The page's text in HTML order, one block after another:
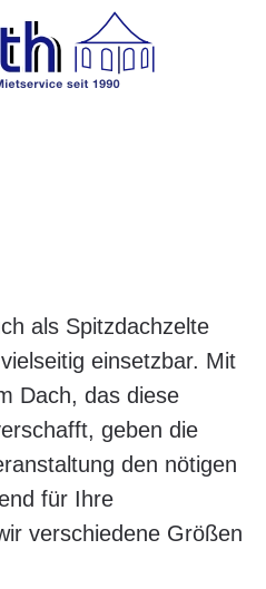
als Spitzdachzelte
einsetzbar. Mit
Dach, das diese
geben die
den nötigen
für Ihre
verschiedene Größen